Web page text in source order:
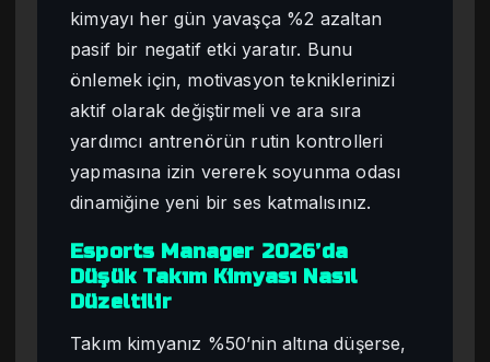
kimyayı her gün yavaşça %2 azaltan
pasif bir negatif etki yaratır. Bunu
önlemek için, motivasyon tekniklerinizi
aktif olarak değiştirmeli ve ara sıra
yardımcı antrenörün rutin kontrolleri
yapmasına izin vererek soyunma odası
dinamiğine yeni bir ses katmalısınız.
Esports Manager 2026’da
Düşük Takım Kimyası Nasıl
Düzeltilir
Takım kimyanız %50’nin altına düşerse,